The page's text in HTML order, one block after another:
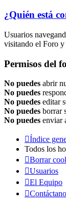
¿Quién está
Usuarios
visitando el Foro
Permisos del
No puedes abrir
No puedes
No puedes editar
No puedes borrar
No puedes enviar
Índice
Todos los
Borrar
Usuarios
El Equipo